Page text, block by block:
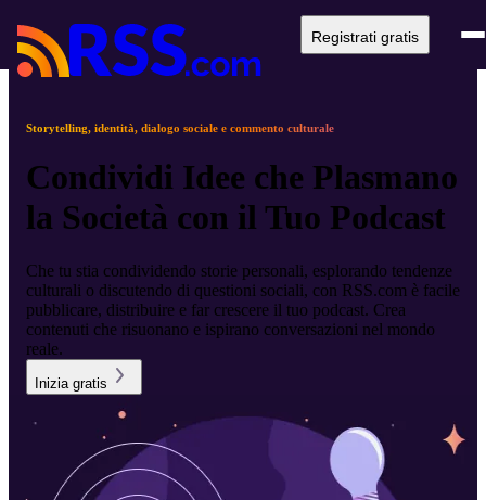
Registrati gratis
Storytelling, identità, dialogo sociale e commento culturale
Condividi Idee che Plasmano
la Società con il Tuo Podcast
Che tu stia condividendo storie personali, esplorando tendenze
culturali o discutendo di questioni sociali, con RSS.com è facile
pubblicare, distribuire e far crescere il tuo podcast. Crea
contenuti che risuonano e ispirano conversazioni nel mondo
reale.
Inizia gratis